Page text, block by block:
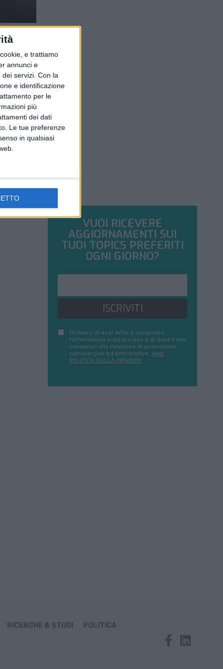
e trattiamo
annunci e
servizi. Con la
e identificazione
per le
più
dei dati
Le tue preferenze
in qualsiasi
VUOI RICEVERE
AGGIORNAMENTI SUI
TUOI TOPICS PREFERITI
OGNI GIORNO?
ISCRIVITI
Dichiaro di aver letto e compreso
l'informativa sulla privacy e di dare il mio
consenso alla ricezione di promozioni
commerciali ed informative. Vedi
POLITICA SULLA PRIVACY.
RICERCHE & STUDI POLITICA